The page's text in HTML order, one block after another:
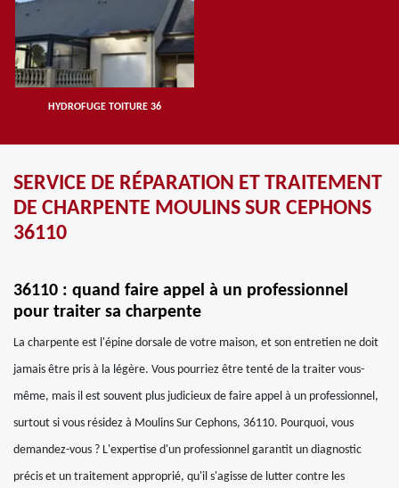
HYDROFUGE TOITURE 36
SERVICE DE RÉPARATION ET TRAITEMENT
DE CHARPENTE MOULINS SUR CEPHONS
36110
36110 : quand faire appel à un professionnel
pour traiter sa charpente
La charpente est l'épine dorsale de votre maison, et son entretien ne doit
jamais être pris à la légère. Vous pourriez être tenté de la traiter vous-
même, mais il est souvent plus judicieux de faire appel à un professionnel,
surtout si vous résidez à Moulins Sur Cephons, 36110. Pourquoi, vous
demandez-vous ? L'expertise d'un professionnel garantit un diagnostic
précis et un traitement approprié, qu'il s'agisse de lutter contre les